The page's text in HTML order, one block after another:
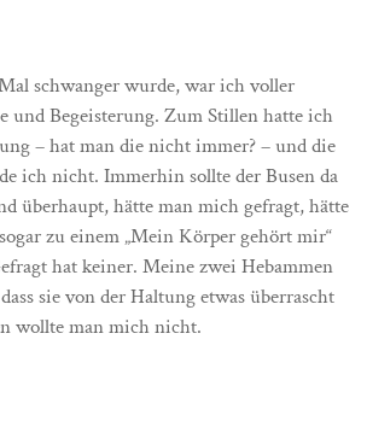
schwanger wurde, war ich voller
und Begeisterung. Zum Stillen hatte ich
– hat man die nicht immer? – und die
ich nicht. Immerhin sollte der Busen da
überhaupt, hätte man mich gefragt, hätte
zu einem „Mein Körper gehört mir“
hat keiner. Meine zwei Hebammen
sie von der Haltung etwas überrascht
wollte man mich nicht.